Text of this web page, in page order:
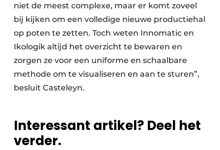
niet de meest complexe, maar er komt zoveel
bij kijken om een volledige nieuwe productiehal
op poten te zetten. Toch weten Innomatic en
Ikologik altijd het overzicht te bewaren en
zorgen ze voor een uniforme en schaalbare
methode om te visualiseren en aan te sturen”,
besluit Casteleyn.
Interessant artikel? Deel het
verder.